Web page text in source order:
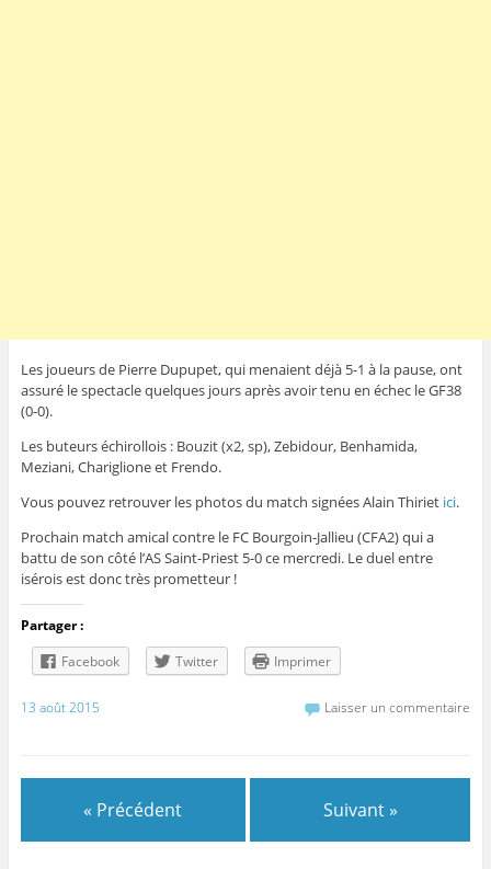
Les joueurs de Pierre Dupupet, qui menaient déjà 5-1 à la pause, ont
assuré le spectacle quelques jours après avoir tenu en échec le GF38
(0-0).
Les buteurs échirollois : Bouzit (x2, sp), Zebidour, Benhamida,
Meziani, Chariglione et Frendo.
Vous pouvez retrouver les photos du match signées Alain Thiriet ici.
Prochain match amical contre le FC Bourgoin-Jallieu (CFA2) qui a
battu de son côté l’AS Saint-Priest 5-0 ce mercredi. Le duel entre
isérois est donc très prometteur !
Partager :
Facebook
Twitter Imprimer
13 août 2015 Laisser un commentaire
« Précédent Suivant »